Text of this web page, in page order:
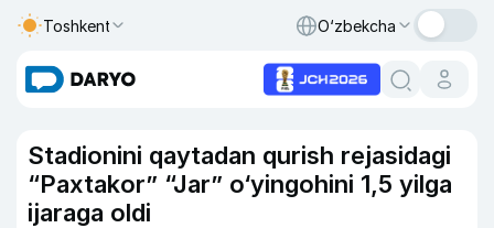
Toshkent O‘zbekcha
Stadionini qaytadan qurish rejasidagi
“Paxtakor” “Jar” o‘yingohini 1,5 yilga
ijaraga oldi